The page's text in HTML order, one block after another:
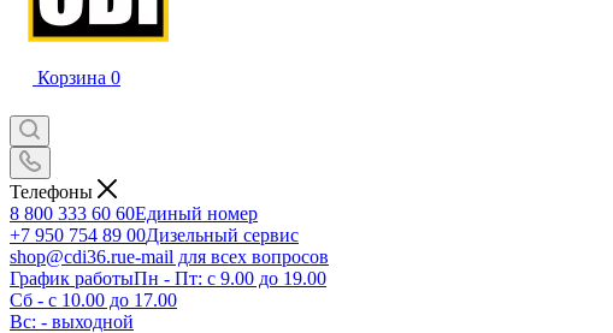
Корзина 0
Телефоны
8 800 333 60 60Единый номер
+7 950 754 89 00Дизельный сервис
shop@cdi36.rue-mail для всех вопросов
График работыПн - Пт: с 9.00 до 19.00
Сб - с 10.00 до 17.00
Вс: - выходной